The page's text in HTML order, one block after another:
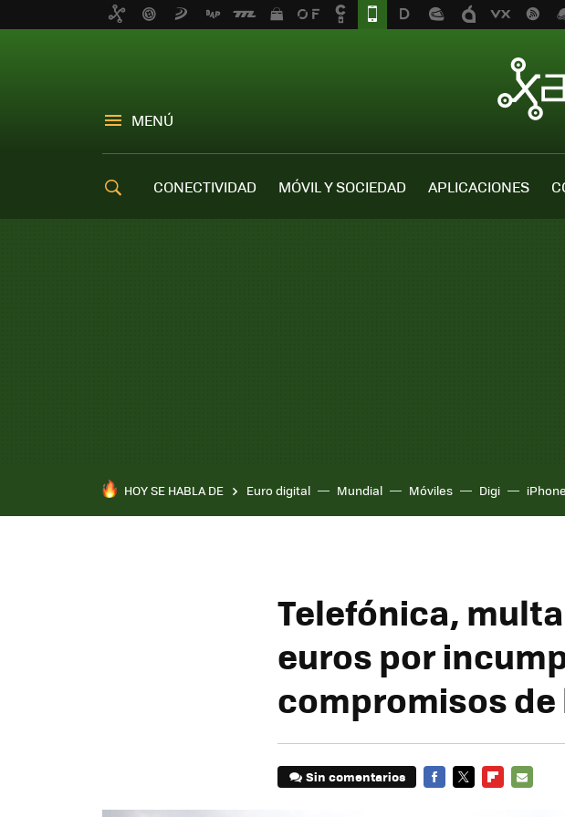
MENÚ
CONECTIVIDAD MÓVIL Y SOCIEDAD APLICACIONES
HOY SE HABLA DE Euro digital Mundial Móviles Digi
Telefónica,
euros por
compromisos de
Sin comentarios